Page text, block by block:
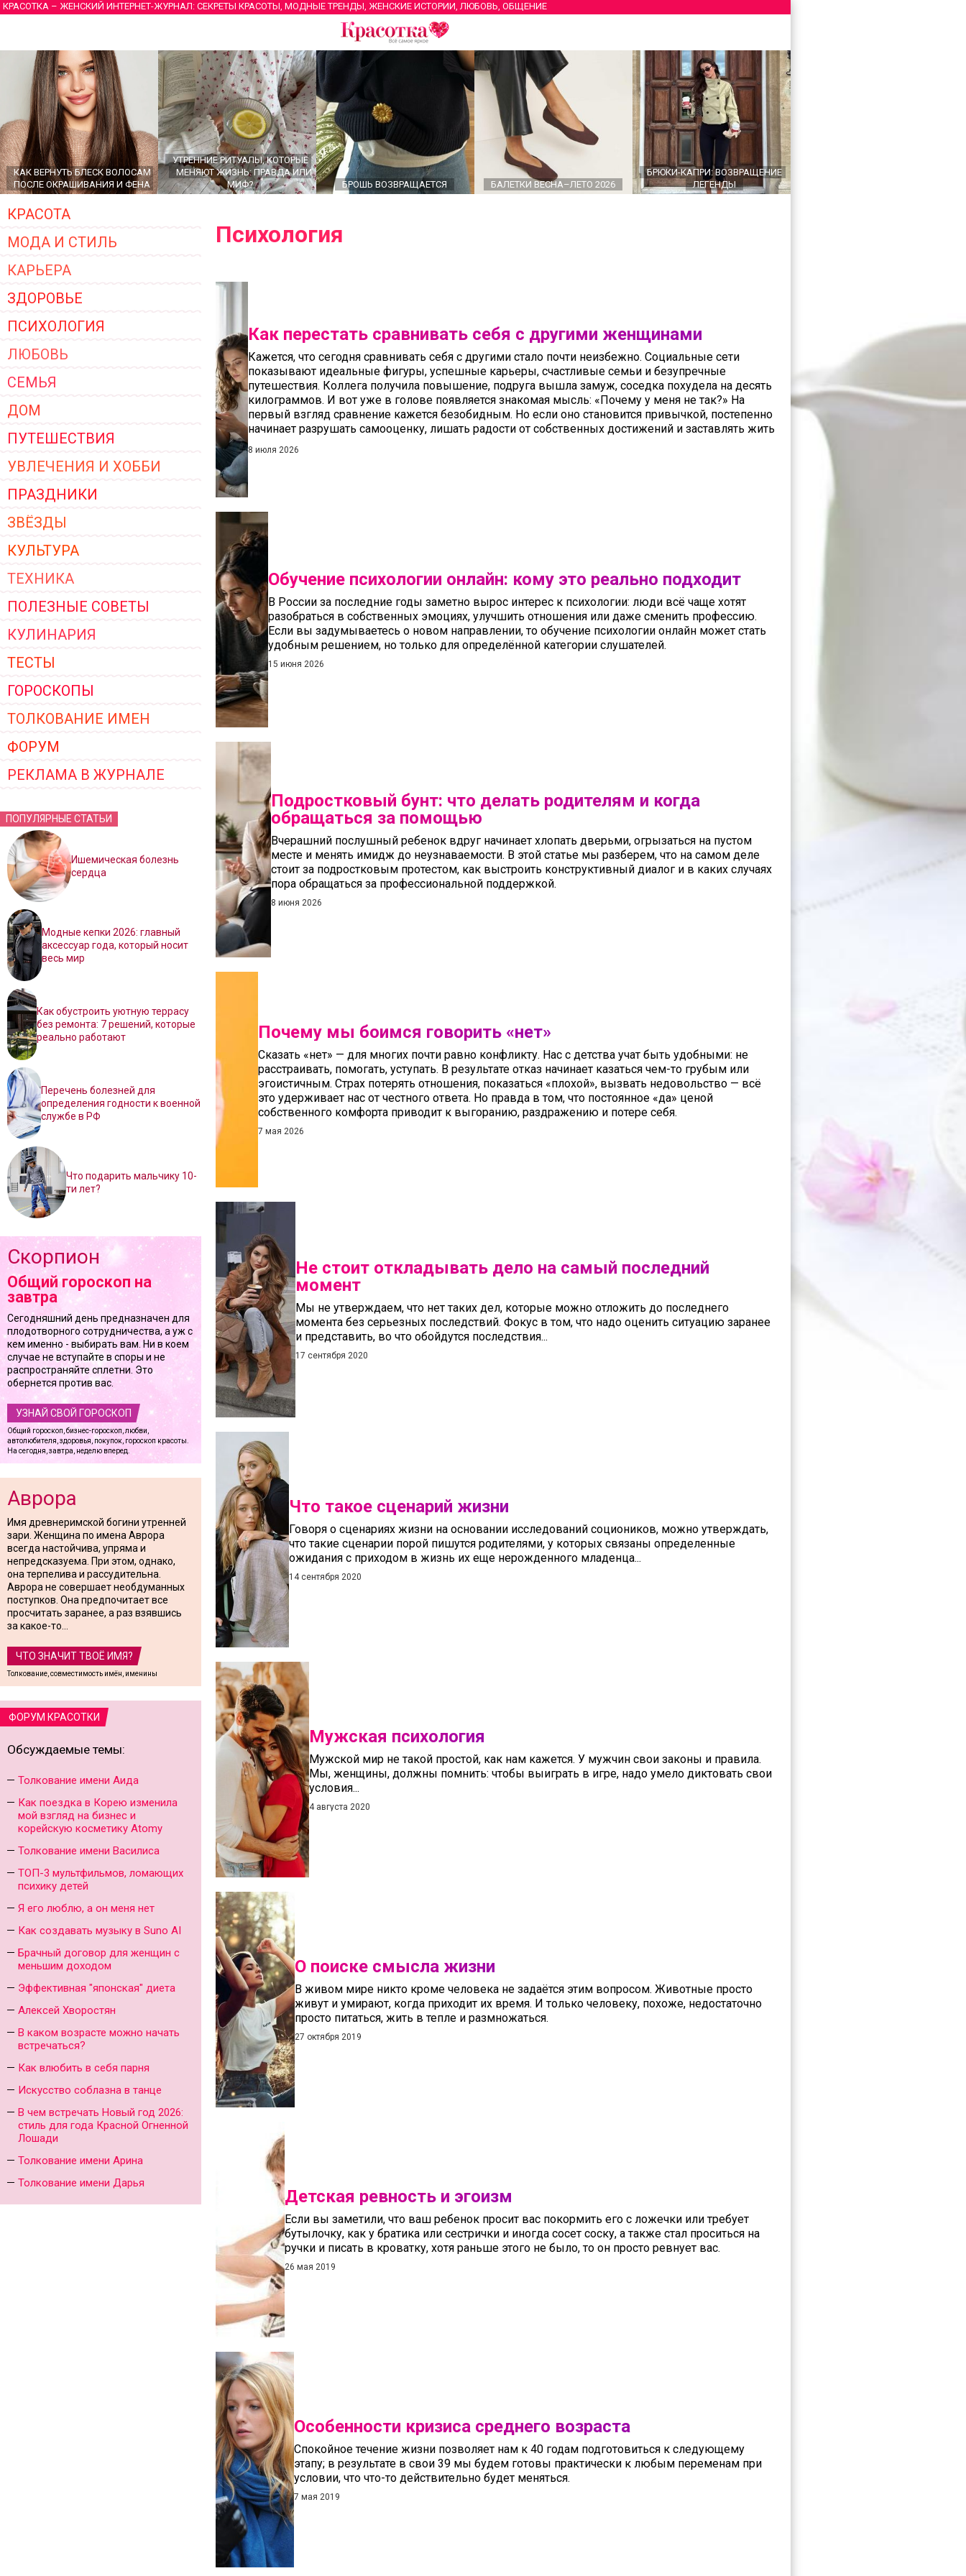
КРАСОТКА – ЖЕНСКИЙ ИНТЕРНЕТ-ЖУРНАЛ: СЕКРЕТЫ КРАСОТЫ, МОДНЫЕ ТРЕНДЫ, ЖЕНСКИЕ ИСТОРИИ, ЛЮБОВЬ, ОБЩЕНИЕ
КАК ВЕРНУТЬ БЛЕСК ВОЛОСАМ
ПОСЛЕ ОКРАШИВАНИЯ И ФЕНА
УТРЕННИЕ РИТУАЛЫ, КОТОРЫЕ
МЕНЯЮТ ЖИЗНЬ: ПРАВДА ИЛИ
МИФ?
БРОШЬ ВОЗВРАЩАЕТСЯ БАЛЕТКИ ВЕСНА–ЛЕТО 2026
БРЮКИ-КАПРИ: ВОЗВРАЩЕНИЕ
ЛЕГЕНДЫ
ГЛАВНЫЕ ТРЕНДЫ ВЕРХНЕЙ
ЖЕНСКОЙ ОДЕЖДЫ 2026
КРАСОТА
МОДА И СТИЛЬ
КАРЬЕРА
ЗДОРОВЬЕ
ПСИХОЛОГИЯ
ЛЮБОВЬ
СЕМЬЯ
ДОМ
ПУТЕШЕСТВИЯ
УВЛЕЧЕНИЯ И ХОББИ
ПРАЗДНИКИ
ЗВЁЗДЫ
КУЛЬТУРА
ТЕХНИКА
ПОЛЕЗНЫЕ СОВЕТЫ
КУЛИНАРИЯ
ТЕСТЫ
ГОРОСКОПЫ
ТОЛКОВАНИЕ ИМЕН
ФОРУМ
РЕКЛАМА В ЖУРНАЛЕ
ПОПУЛЯРНЫЕ СТАТЬИ
Ишемическая болезнь
сердца
Модные кепки 2026: главный
аксессуар года, который носит
весь мир
Как обустроить уютную террасу
без ремонта: 7 решений, которые
реально работают
Перечень болезней для
определения годности к военной
службе в РФ
Что подарить мальчику 10-
ти лет?
Скорпион
Общий гороскоп на
завтра
Сегодняшний день предназначен для
плодотворного сотрудничества, а уж с
кем именно - выбирать вам. Ни в коем
случае не вступайте в споры и не
распространяйте сплетни. Это
обернется против вас.
УЗНАЙ СВОЙ ГОРОСКОП
Общий гороскоп, бизнес-гороскоп, любви,
автолюбителя, здоровья, покупок, гороскоп красоты.
На сегодня, завтра, неделю вперед.
Аврора
Имя древнеримской богини утренней
зари. Женщина по имена Аврора
всегда настойчива, упряма и
непредсказуема. При этом, однако,
она терпелива и рассудительна.
Аврора не совершает необдуманных
поступков. Она предпочитает все
просчитать заранее, а раз взявшись
за какое-то...
ЧТО ЗНАЧИТ ТВОЁ ИМЯ?
Толкование, совместимость имён, именины
ФОРУМ КРАСОТКИ
Обсуждаемые темы:
Толкование имени Аида
Как поездка в Корею изменила
мой взгляд на бизнес и
корейскую косметику Atomy
Толкование имени Василиса
ТОП-3 мультфильмов, ломающих
психику детей
Я его люблю, а он меня нет
Как создавать музыку в Suno AI
Брачный договор для женщин с
меньшим доходом
Эффективная "японская" диета
Алексей Хворостян
В каком возрасте можно начать
встречаться?
Как влюбить в себя парня
Искусство соблазна в танце
В чем встречать Новый год 2026:
стиль для года Красной Огненной
Лошади
Толкование имени Арина
Толкование имени Дарья
Психология
Как перестать сравнивать себя с другими женщинами
Кажется, что сегодня сравнивать себя с другими стало почти неизбежно. Социальные сети
показывают идеальные фигуры, успешные карьеры, счастливые семьи и безупречные
путешествия. Коллега получила повышение, подруга вышла замуж, соседка похудела на десять
килограммов. И вот уже в голове появляется знакомая мысль: «Почему у меня не так?» На
первый взгляд сравнение кажется безобидным. Но если оно становится привычкой, постепенно
начинает разрушать самооценку, лишать радости от собственных достижений и заставлять жить
чужими стандартами.
8 июля 2026
Обучение психологии онлайн: кому это реально подходит
В России за последние годы заметно вырос интерес к психологии: люди всё чаще хотят
разобраться в собственных эмоциях, улучшить отношения или даже сменить профессию.
Если вы задумываетесь о новом направлении, то обучение психологии онлайн может стать
удобным решением, но только для определённой категории слушателей.
15 июня 2026
Подростковый бунт: что делать родителям и когда
обращаться за помощью
Вчерашний послушный ребенок вдруг начинает хлопать дверьми, огрызаться на пустом
месте и менять имидж до неузнаваемости. В этой статье мы разберем, что на самом деле
стоит за подростковым протестом, как выстроить конструктивный диалог и в каких случаях
пора обращаться за профессиональной поддержкой.
8 июня 2026
Почему мы боимся говорить «нет»
Сказать «нет» — для многих почти равно конфликту. Нас с детства учат быть удобными: не
расстраивать, помогать, уступать. В результате отказ начинает казаться чем-то грубым или
эгоистичным. Страх потерять отношения, показаться «плохой», вызвать недовольство — всё
это удерживает нас от честного ответа. Но правда в том, что постоянное «да» ценой
собственного комфорта приводит к выгоранию, раздражению и потере себя.
7 мая 2026
Не стоит откладывать дело на самый последний
момент
Мы не утверждаем, что нет таких дел, которые можно отложить до последнего
момента без серьезных последствий. Фокус в том, что надо оценить ситуацию заранее
и представить, во что обойдутся последствия...
17 сентября 2020
Что такое сценарий жизни
Говоря о сценариях жизни на основании исследований социоников, можно утверждать,
что такие сценарии порой пишутся родителями, у которых связаны определенные
ожидания с приходом в жизнь их еще нерожденного младенца...
14 сентября 2020
Мужская психология
Мужской мир не такой простой, как нам кажется. У мужчин свои законы и правила.
Мы, женщины, должны помнить: чтобы выиграть в игре, надо умело диктовать свои
условия...
4 августа 2020
О поиске смысла жизни
В живом мире никто кроме человека не задаётся этим вопросом. Животные просто
живут и умирают, когда приходит их время. И только человеку, похоже, недостаточно
просто питаться, жить в тепле и размножаться.
27 октября 2019
Детская ревность и эгоизм
Если вы заметили, что ваш ребенок просит вас покормить его с ложечки или требует
бутылочку, как у братика или сестрички и иногда сосет соску, а также стал проситься на
ручки и писать в кроватку, хотя раньше этого не было, то он просто ревнует вас.
26 мая 2019
Особенности кризиса среднего возраста
Спокойное течение жизни позволяет нам к 40 годам подготовиться к следующему
этапу; в результате в свои 39 мы будем готовы практически к любым переменам при
условии, что что-то действительно будет меняться.
7 мая 2019